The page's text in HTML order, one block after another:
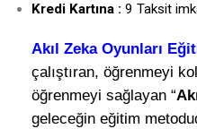
Kredi Kartına : 9 Taksit
Akıl Zeka Oyunları
çalıştıran, öğrenmeyi
öğrenmeyi sağlayan “
geleceğin eğitim